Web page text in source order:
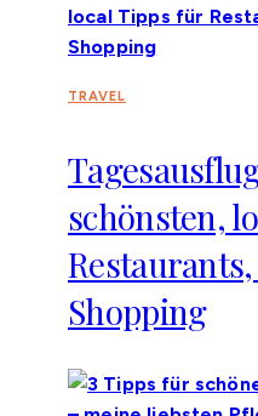
TRAVEL
schönsten,
Shopping